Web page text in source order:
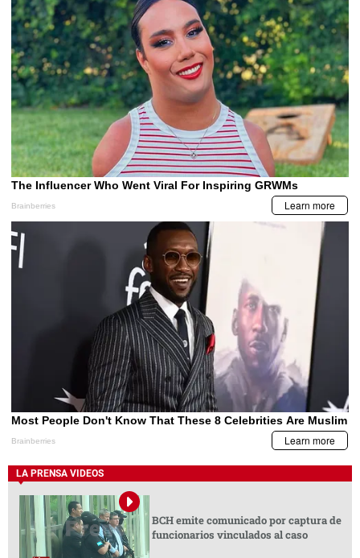
LA PRENSA VIDEOS
BCH emite comunicado por captura de
funcionarios vinculados al caso